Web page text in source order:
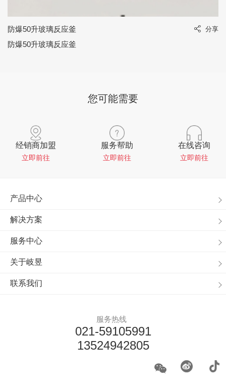
防爆50升玻璃反应釜
防爆50升玻璃反应釜
分享
您可能需要
经销商加盟
立即前往
服务帮助
立即前往
在线咨询
立即前往
产品中心
解决方案
服务中心
关于岐昱
联系我们
服务热线
021-59105991
13524942805